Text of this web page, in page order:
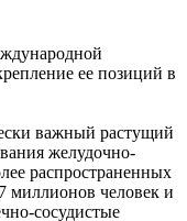
ее позиций в
важный растущий
желудочно-
распространенных
миллионов человек и
сосудистые